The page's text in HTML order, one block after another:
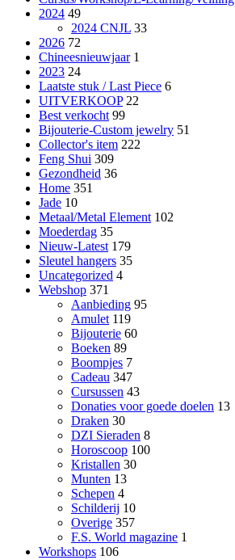
2024 49
2024 CNJL 33
2026 72
Chineesnieuwjaar 1
2023 24
Laatste stuk / Last Piece 6
UITVERKOOP 22
Best verkocht 99
Bijouterie-Custom jewelry 51
Collector's item 222
Feng Shui 309
Gezondheid 36
Home 351
Jade 10
Metaal/Metal Element 102
Moederdag 35
Nieuw-Latest 179
Sleutel hangers 35
Uncategorized 4
Webshop 371
Aanbieding 95
Amulet 119
Bijouterie 60
Boeken 89
Boompjes 7
Cadeau 347
Cursussen 43
Donaties voor goede doelen 13
Draken 30
DZI Sieraden 8
Horoscoop 100
Kristallen 30
Munten 13
Schepen 4
Schilderij 10
Overige 357
F.S. World magazine 1
Workshops 106